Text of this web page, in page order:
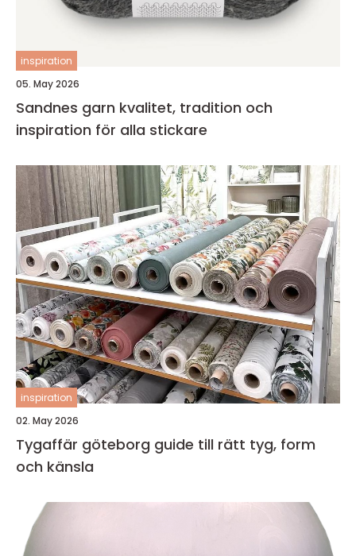
inspiration
05. May 2026
Sandnes garn kvalitet, tradition och
inspiration för alla stickare
inspiration
02. May 2026
Tygaffär göteborg guide till rätt tyg, form
och känsla